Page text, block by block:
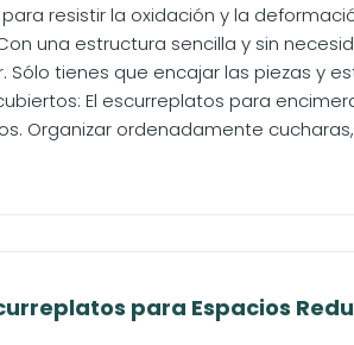
resistir la oxidación y la
una estructura sencilla y sin
Sólo tienes que encajar las piezas y
El escurreplatos para
Organizar ordenadamente
para Espacios